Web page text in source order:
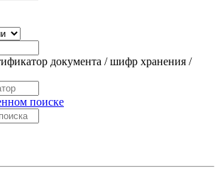
документа / шифр хранения /
поиске